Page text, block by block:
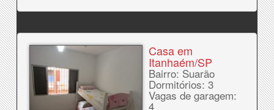
Casa em
Itanhaém/SP
Bairro: Suarão
Dormitórios: 3
Vagas de garagem:
4